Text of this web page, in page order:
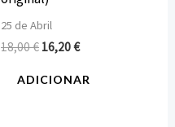
25 de Abril
18,00€ 16,20€
ADICIONAR